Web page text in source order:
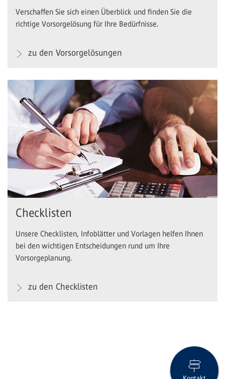
Verschaffen Sie sich einen Überblick und finden Sie die
richtige Vorsorgelösung für Ihre Bedürfnisse.
zu den Vorsorgelösungen
Checklisten
Unsere Checklisten, Infoblätter und Vorlagen helfen Ihnen
bei den wichtigen Entscheidungen rund um Ihre
Vorsorgeplanung.
zu den Checklisten